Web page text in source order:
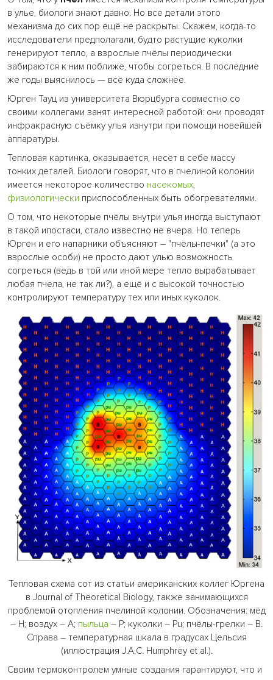
в улье, биологи знают давно. Но все детали этого
механизма до сих пор ещё не раскрыты. Скажем, когда-то
исследователи предполагали, будто растущие куколки
генерируют тепло, а взрослые пчёлы периодически
забираются к ним поближе, чтобы согреться. В последние
же годы выяснилось — всё куда сложнее.
Юрген Тауц из университета Вюрцбурга совместно со
своими коллегами занят интересной работой: они проводят
инфракрасную съёмку улья изнутри при помощи новейшей
аппаратуры.
Тепловая картинка, оказывается, несёт в себе массу
тонких деталей. Биологи говорят, что в пчелиной колонии
имеется некоторое количество насекомых,
физиологически приспособленных быть обогревателями.
О том, что некоторые пчёлы внутри улья иногда выступают
в такой ипостаси, стало известно не вчера. Но теперь
Юрген и его напарники объясняют – "пчёлы-печки" (а это
взрослые особи) не просто дают улью возможность
согреться (ведь в той или иной мере тепло вырабатывает
любая пчела, не так ли?), а ещё и с высокой точностью
контролируют температуру тех или иных куколок.
Тепловая схема сот из статьи американских коллег Юргена
в Journal of Theoretical Biology, также занимающихся
проблемой отопления пчелиной колонии. Обозначения: мёд
– H; воздух – А; пыльца – P; куколки – Pu; пчёлы-грелки – B.
Справа – температурная шкала в градусах Цельсия
(иллюстрация J.A.C. Humphrey et al.).
Своим термоконтролем умные создания гарантируют, что и